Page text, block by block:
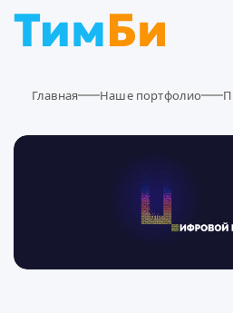
Главная Наше портфолио